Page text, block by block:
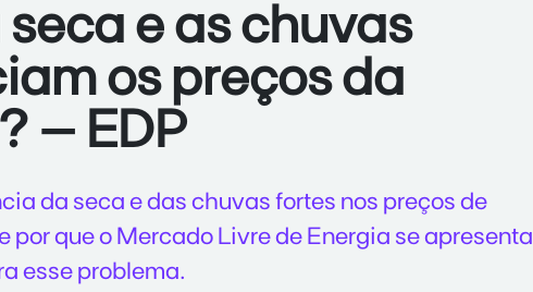
de alta demanda
e as chuvas
os preços da
– EDP
da seca e das chuvas fortes nos preços de
por que o Mercado Livre de Energia se apresenta
esse problema.